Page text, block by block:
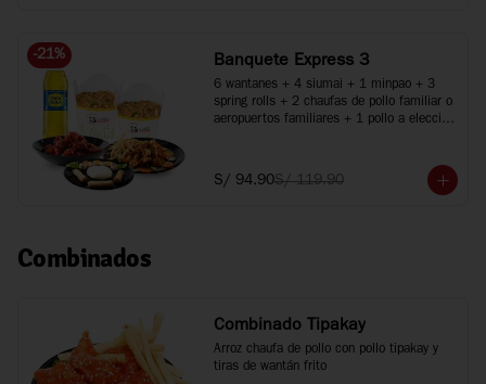
-21% Banquete Express 3
6 wantanes + 4 siumai + 1 minpao + 3
spring rolls + 2 chaufas de pollo familiar o
aeropuertos familiares + 1 pollo a elección
S/ 94.90S/ 119.90
Combinados
Combinado Tipakay
Arroz chaufa de pollo con pollo tipakay y
tiras de wantán frito